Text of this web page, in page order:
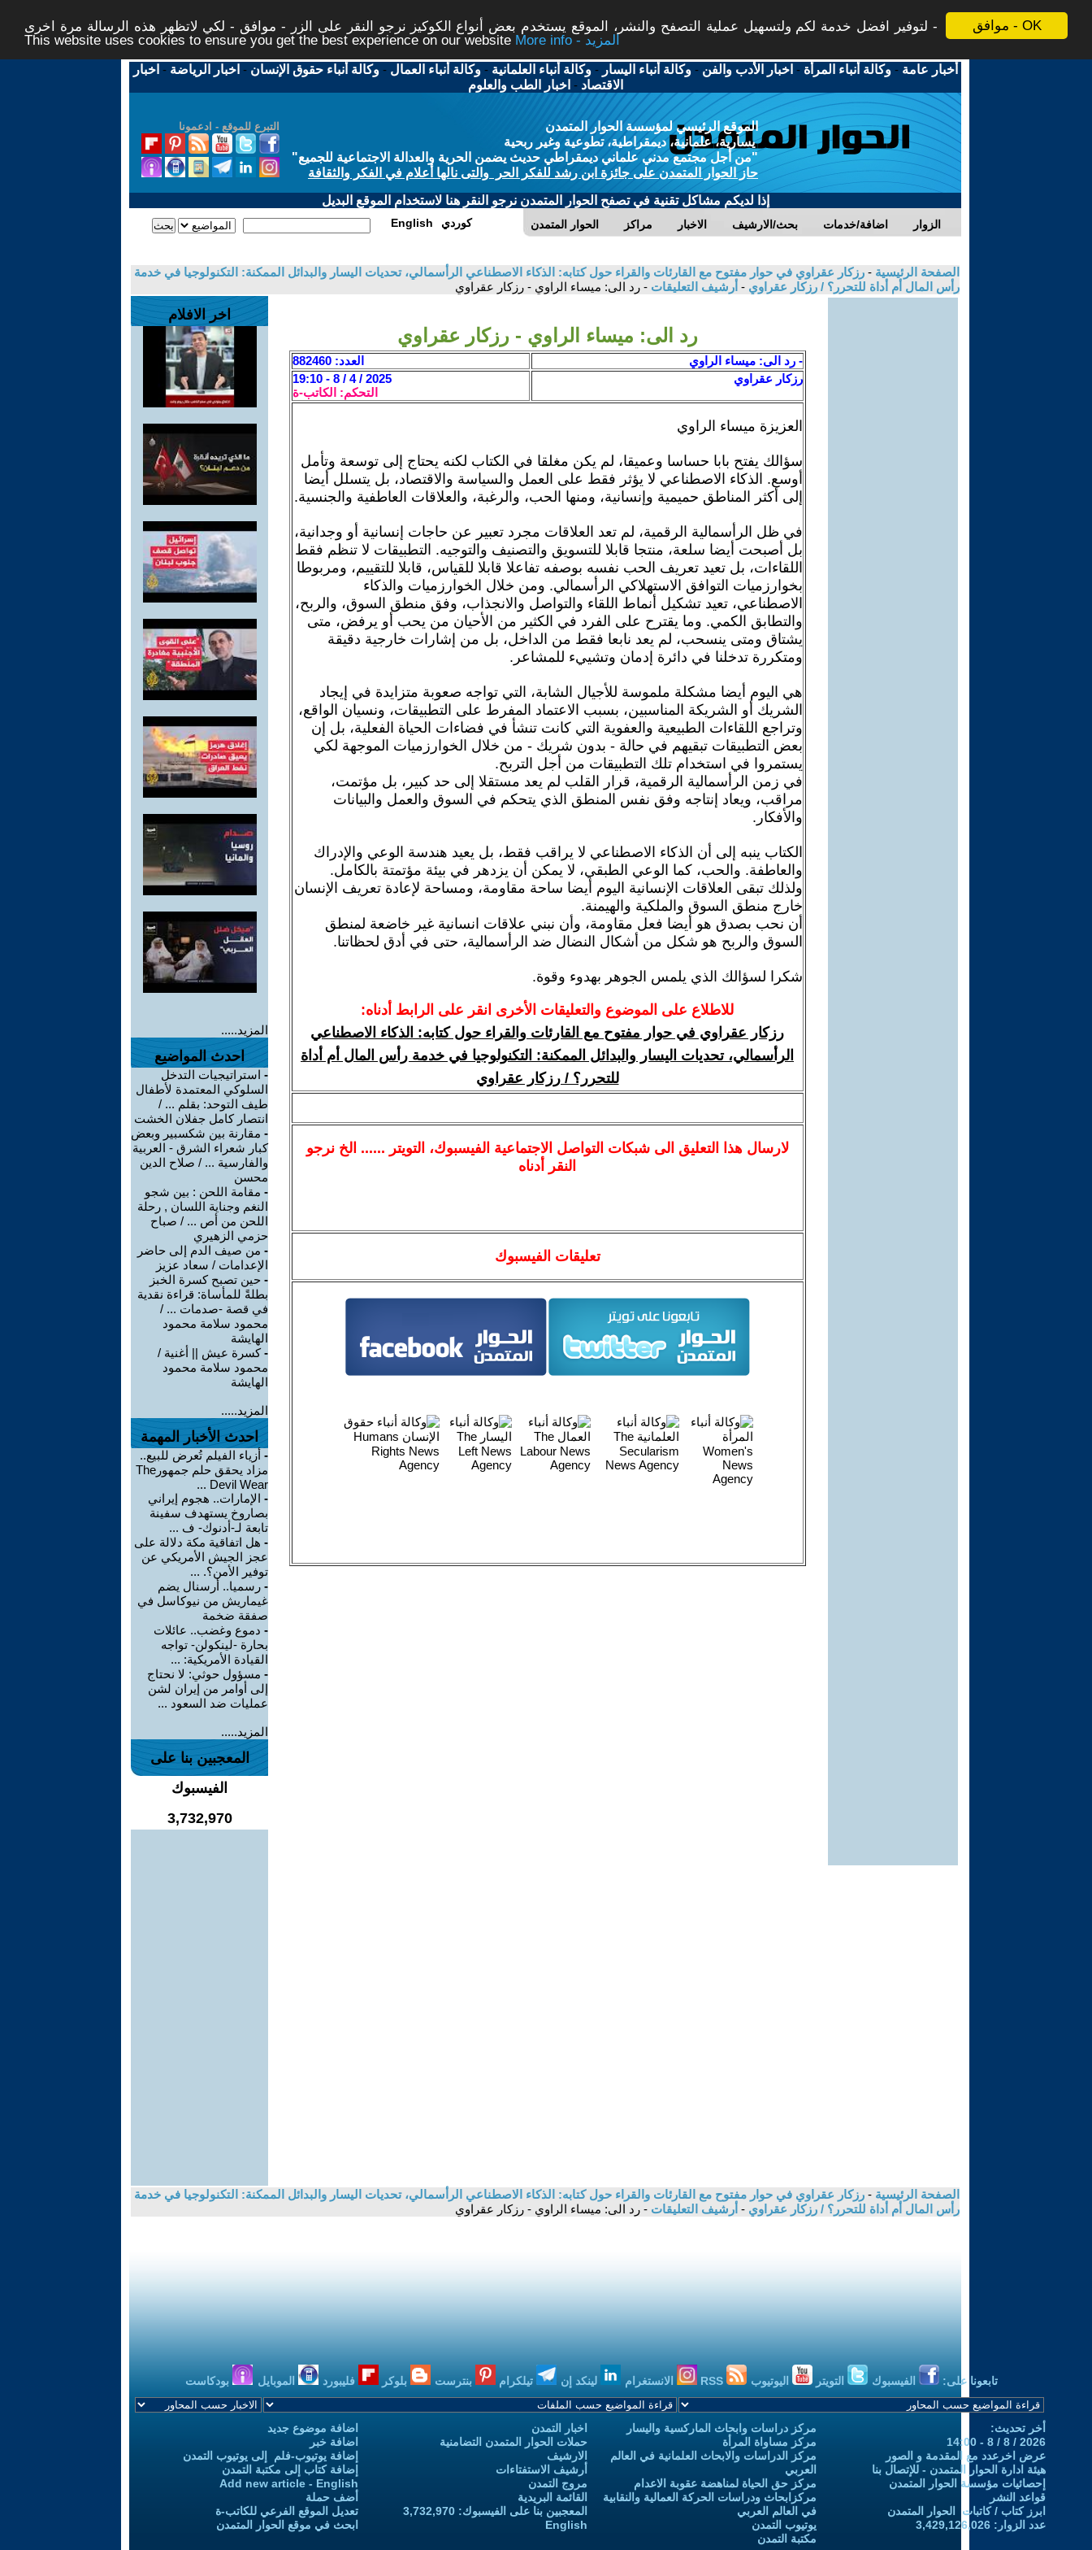
موافق - OK
لتوفير افضل خدمة لكم ولتسهيل عملية التصفح والنشر، الموقع يستخدم بعض أنواع الكوكيز نرجو النقر على الزر - موافق - لكي لاتظهر هذه الرسالة مرة اخرى -
This website uses cookies to ensure you get the best experience on our website
More info - المزيد
أخبار عامة -وكالة أنباء المرأة - اخبار الأدب والفن -وكالة أنباء اليسار -وكالة أنباء العلمانية -وكالة أنباء العمال -وكالة أنباء حقوق الإنسان - اخبار الرياضة - اخبار
الاقتصاد - اخبار الطب والعلوم
التبرع للموقع - ادعمونا
الموقع الرئيسي لمؤسسة الحوار المتمدن
يسارية، علمانية، ديمقراطية، تطوعية وغير ربحية
"من أجل مجتمع مدني علماني ديمقراطي حديث يضمن الحرية والعدالة الاجتماعية للجميع"
حاز الحوار المتمدن على جائزة ابن رشد للفكر الحر والتى نالها أعلام في الفكر والثقافة
إذا لديكم مشاكل تقنية في تصفح الحوار المتمدن نرجو النقر هنا لاستخدام الموقع البديل
الحوار المتمدن مراكز الاخبار بحث/الارشيف اضافة/خدمات الزوار English كوردي
الصفحة الرئيسية - رزكار عقراوي في حوار مفتوح مع القارئات والقراء حول كتابه: الذكاء الاصطناعي الرأسمالي، تحديات اليسار والبدائل الممكنة: التكنولوجيا في خدمة
رأس المال أم أداة للتحرر؟ / رزكار عقراوي - أرشيف التعليقات - رد الى: ميساء الراوي - رزكار عقراوي
رد الى: ميساء الراوي - رزكار عقراوي
- رد الى: ميساء الراوي
العدد: 882460
رزكار عقراوي
2025 / 4 / 8 - 19:10
التحكم: الكاتب-ة
العزيزة ميساء الراوي
سؤالك يفتح بابا حساسا وعميقا، لم يكن مغلقا في الكتاب لكنه يحتاج إلى توسعة وتأمل
أوسع. الذكاء الاصطناعي لا يؤثر فقط على العمل والسياسة والاقتصاد، بل يتسلل أيضا
إلى أكثر المناطق حميمية وإنسانية، ومنها الحب، والرغبة، والعلاقات العاطفية والجنسية.
في ظل الرأسمالية الرقمية، لم تعد العلاقات مجرد تعبير عن حاجات إنسانية أو وجدانية،
بل أصبحت أيضا سلعة، منتجا قابلا للتسويق والتصنيف والتوجيه. التطبيقات لا تنظم فقط
اللقاءات، بل تعيد تعريف الحب نفسه بوصفه تفاعلا قابلا للقياس، قابلا للتقييم، ومربوطا
بخوارزميات التوافق الاستهلاكي الرأسمالي. ومن خلال الخوارزميات والذكاء
الاصطناعي، تعيد تشكيل أنماط اللقاء والتواصل والانجذاب، وفق منطق السوق، والربح،
والتطابق الكمي. وما يقترح على الفرد في الكثير من الأحيان من يحب أو يرفض، متى
يشتاق ومتى ينسحب، لم يعد نابعا فقط من الداخل، بل من إشارات خارجية دقيقة
ومتكررة تدخلنا في دائرة إدمان وتشييء للمشاعر.
هي اليوم أيضا مشكلة ملموسة للأجيال الشابة، التي تواجه صعوبة متزايدة في إيجاد
الشريك أو الشريكة المناسبين، بسبب الاعتماد المفرط على التطبيقات، ونسيان الواقع،
وتراجع اللقاءات الطبيعية والعفوية التي كانت تنشأ في فضاءات الحياة الفعلية، بل إن
بعض التطبيقات تبقيهم في حالة - بدون شريك - من خلال الخوارزميات الموجهة لكي
يستمروا في استخدام تلك التطبيقات من أجل التربح.
في زمن الرأسمالية الرقمية، قرار القلب لم يعد مستقلا إلى حد كبير، بل مؤتمت،
مراقب، ويعاد إنتاجه وفق نفس المنطق الذي يتحكم في السوق والعمل والبيانات
والأفكار.
الكتاب ينبه إلى أن الذكاء الاصطناعي لا يراقب فقط، بل يعيد هندسة الوعي والإدراك
والعاطفة. والحب، كما الوعي الطبقي، لا يمكن أن يزدهر في بيئة مؤتمتة بالكامل.
ولذلك تبقى العلاقات الإنسانية اليوم أيضا ساحة مقاومة، ومساحة لإعادة تعريف الإنسان
خارج منطق السوق والملكية والهيمنة.
أن نحب بصدق هو أيضا فعل مقاومة، وأن نبني علاقات انسانية غير خاضعة لمنطق
السوق والربح هو شكل من أشكال النضال ضد الرأسمالية، حتى في أدق لحظاتنا.
شكرا لسؤالك الذي يلمس الجوهر بهدوء وقوة.
للاطلاع على الموضوع والتعليقات الأخرى انقر على الرابط أدناه:
رزكار عقراوي في حوار مفتوح مع القارئات والقراء حول كتابه: الذكاء الاصطناعي
الرأسمالي، تحديات اليسار والبدائل الممكنة: التكنولوجيا في خدمة رأس المال أم أداة
للتحرر؟ / رزكار عقراوي
لارسالهذا التعليق الى شبكات التواصل الاجتماعية الفيسبوك، التويتر ...... الخ نرجو
النقر أدناه
تعليقات الفيسبوك
اخر الافلام
المزيد.....
احدث المواضيع
- استراتيجيات التدخل
السلوكي المعتمدة لأطفال
طيف التوحد: بقلم ... /
انتصار كامل جفلان الخشت
- مقارنة بين شكسبير وبعض
كبار شعراء الشرق - العربية
والفارسية ... / صلاح الدين
محسن
- مقامة اللحن : بين شجو
النغم وجناية اللسان , رحلة
اللحن من أص ... / صباح
حزمي الزهيري
- من صيف الدم إلى حاضر
الإعدامات / سعاد عزيز
- حين تصبح كسرة الخبز
بطلةً للمأساة: قراءة نقدية
في قصة -صدمات ... /
محمود سلامة محمود
الهايشة
-كسرة عيش || أغنية /
محمود سلامة محمود
الهايشة
المزيد.....
احدث الأخبار المهمة
- أزياء الفيلم تُعرض للبيع..
مزاد يحقق حلم جمهورThe
Devil Wear ...
- الإمارات.. هجوم إيراني
بصاروخ يستهدف سفينة
تابعة لـ-أدنوك- ف ...
- هل اتفاقية مكة دلالة على
عجز الجيش الأمريكي عن
توفير الأمن؟. ...
- رسميا.. أرسنال يضم
غيماريش من نيوكاسل في
صفقة ضخمة
- دموع وغضب.. عائلات
بحارة -لينكولن- تواجه
القيادة الأمريكية: ...
- مسؤول حوثي: لا نحتاج
إلى أوامر من إيران لشن
عمليات ضد السعود ...
المزيد.....
المعجبين بنا على
الفيسبوك
3,732,970
الصفحة الرئيسية - رزكار عقراوي في حوار مفتوح مع القارئات والقراء حول كتابه: الذكاء الاصطناعي الرأسمالي، تحديات اليسار والبدائل الممكنة: التكنولوجيا في خدمة
رأس المال أم أداة للتحرر؟ / رزكار عقراوي - أرشيف التعليقات - رد الى: ميساء الراوي - رزكار عقراوي
تابعونا على: الفيسبوك التويتر اليوتيوب الانستغرام لينكد إن تيلكرام بنترست بلوكر فليبورد الموبايل بودكاست
أخر تحديث:
2026 / 8 / 8 - 14:00
عرض اخرعدد مع المقدمة و الصور
هيئة ادارة الحوار المتمدن - للإتصال بنا
إحصائيات مؤسسة الحوار المتمدن
قواعد النشر
ابرز كتاب / كاتبات الحوار المتمدن
عدد الزوار: 3,429,126,026
مركز دراسات وابحاث الماركسية واليسار
مركز مساواة المرأة
مركز الدراسات والابحاث العلمانية في العالم
العربي
مركز حق الحياة لمناهضة عقوبة الاعدام
مركزابحاث ودراسات الحركة العمالية والنقابية
في العالم العربي
يوتيوب التمدن
مكتبة التمدن
اخبار التمدن
حملات الحوار المتمدن التضامنية
الارشيف
أرشيف الاستفتاءات
مروج التمدن
القائمة البريدية
المعجبين بنا على الفيسبوك: 3,732,970
English
اضافة موضوع جديد
اضافة خبر
إضافة يوتيوب-فلم إلى يوتيوب التمدن
إضافة كتاب إلى مكتبة التمدن
Add new article - English
أضف حملة
تعديل الموقع الفرعي للكاتب-ة
ابحث في موقع الحوار المتمدن